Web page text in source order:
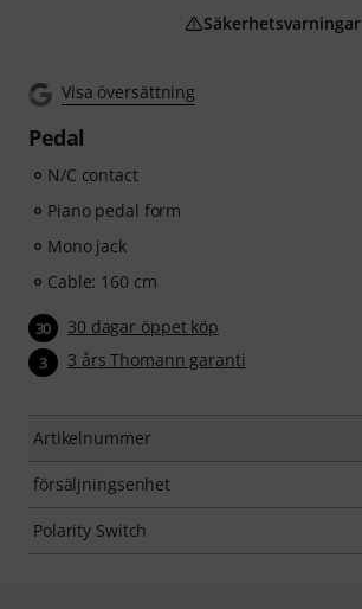
Visa översättning
Pedal
N/C contact
Piano pedal form
Mono jack
Cable: 160 cm
30 30 dagar öppet köp
3 3 års Thomann garanti
Artikelnummer
försäljningsenhet
Polarity Switch
Säkerhetsvarningar